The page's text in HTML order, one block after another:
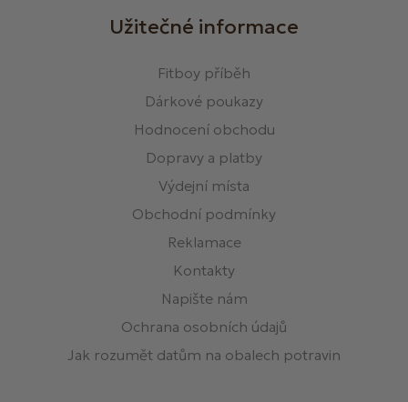
Užitečné informace
Fitboy příběh
Dárkové poukazy
Hodnocení obchodu
Dopravy a platby
Výdejní místa
Obchodní podmínky
Reklamace
Kontakty
Napište nám
Ochrana osobních údajů
Jak rozumět datům na obalech potravin